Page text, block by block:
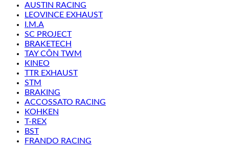
AUSTIN RACING
LEOVINCE EXHAUST
I.M.A
SC PROJECT
BRAKETECH
TAY CÔN TWM
KINEO
TTR EXHAUST
STM
BRAKING
ACCOSSATO RACING
KOHKEN
T-REX
BST
FRANDO RACING